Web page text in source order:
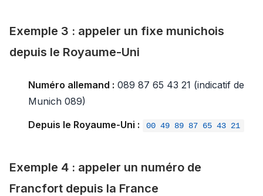
Exemple 3 : appeler un fixe munichois
depuis le Royaume-Uni
Numéro allemand : 089 87 65 43 21 (indicatif de
Munich 089)
Depuis le Royaume-Uni :
00 49 89 87 65 43 21
Exemple 4 : appeler un numéro de
Francfort depuis la France